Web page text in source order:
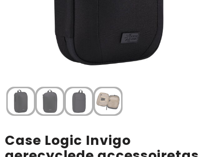
Verzorging & welness
Onderweg
Sinterklaas artikelen
Wijn, bier en proeverij
Zomerpakketten
Case Logic Invigo